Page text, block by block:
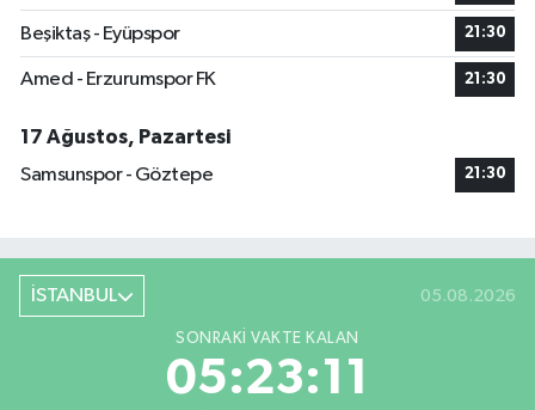
Beşiktaş - Eyüpspor 21:30
Amed - Erzurumspor FK 21:30
17 Ağustos, Pazartesi
Samsunspor - Göztepe
21:30
İSTANBUL 05.08.2026
SONRAKI VAKTE KALAN
05:23:11